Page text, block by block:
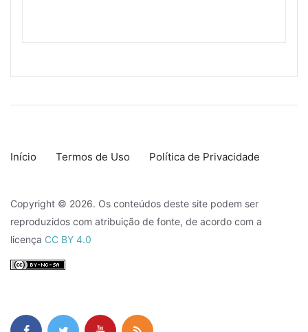
Início Termos de Uso Política de Privacidade
Copyright © 2026. Os conteúdos deste site podem ser
reproduzidos com atribuição de fonte, de acordo com a
licença CC BY 4.0